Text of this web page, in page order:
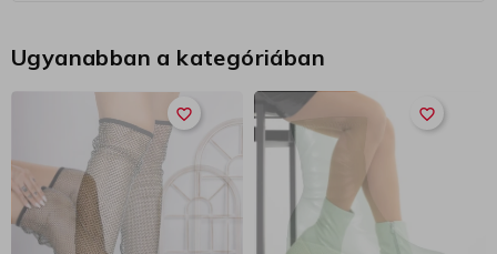
Ugyanabban a kategóriában
favorite_border favorite_border